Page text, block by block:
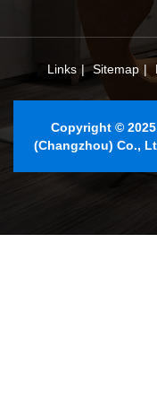
Links | Sitemap |
Copyright ©
(Changzhou) Co.,